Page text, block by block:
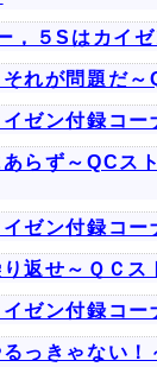
５Sはカイゼ
れが問題だ～
ゼン付録コー
らず～QCス
ゼン付録コー
返せ～ＱＣス
ゼン付録コー
っきゃない